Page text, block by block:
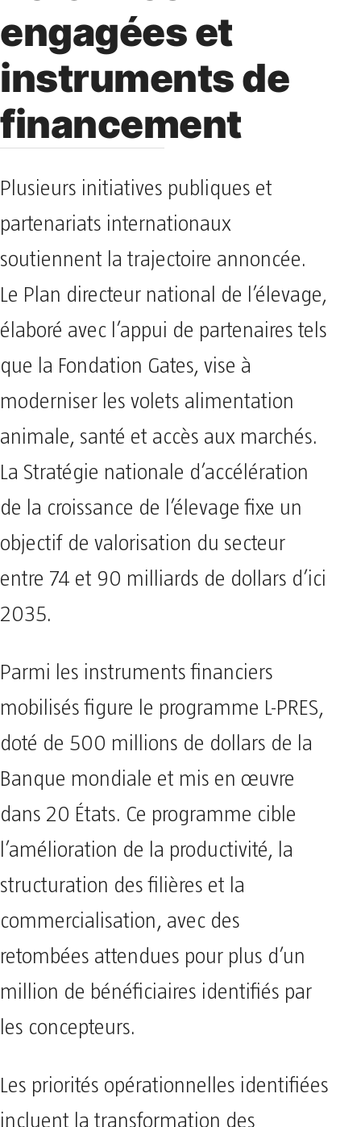
engagées et
instruments de
financement
Plusieurs initiatives publiques et
partenariats internationaux
soutiennent la trajectoire annoncée.
Le Plan directeur national de l’élevage,
élaboré avec l’appui de partenaires tels
que la Fondation Gates, vise à
moderniser les volets alimentation
animale, santé et accès aux marchés.
La Stratégie nationale d’accélération
de la croissance de l’élevage fixe un
objectif de valorisation du secteur
entre 74 et 90 milliards de dollars d’ici
2035.
Parmi les instruments financiers
mobilisés figure le programme L-PRES,
doté de 500 millions de dollars de la
Banque mondiale et mis en œuvre
dans 20 États. Ce programme cible
l’amélioration de la productivité, la
structuration des filières et la
commercialisation, avec des
retombées attendues pour plus d’un
million de bénéficiaires identifiés par
les concepteurs.
Les priorités opérationnelles identifiées
incluent la transformation des